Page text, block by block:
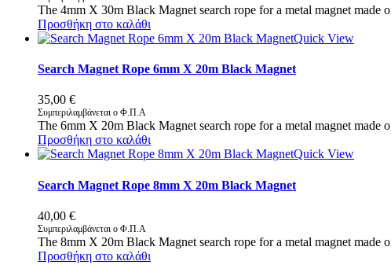
The 4mm X 30m Black Magnet search rope for a metal magnet
Προσθήκη στο καλάθι
Quick View
Search Magnet Rope 6mm X 20m Black Magnet
35,00 €
Συμπεριλαμβάνεται ο Φ.Π.Α
The 6mm X 20m Black Magnet search rope for a metal magnet
Προσθήκη στο καλάθι
Quick View
Search Magnet Rope 8mm X 20m Black Magnet
40,00 €
Συμπεριλαμβάνεται ο Φ.Π.Α
The 8mm X 20m Black Magnet search rope for a metal magnet
Προσθήκη στο καλάθι